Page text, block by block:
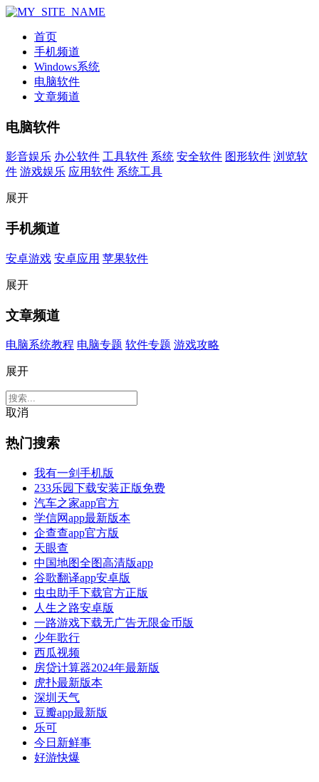
首页
手机频道
Windows系统
电脑软件
文章频道
电脑软件
影音娱乐 办公软件 工具软件 系统 安全软件 图形软件 浏览软
件 游戏娱乐 应用软件 系统工具
展开
手机频道
安卓游戏 安卓应用 苹果软件
展开
文章频道
电脑系统教程 电脑专题 软件专题 游戏攻略
展开
取消
热门搜索
我有一剑手机版
233乐园下载安装正版免费
汽车之家app官方
学信网app最新版本
企查查app官方版
天眼查
中国地图全图高清版app
谷歌翻译app安卓版
虫虫助手下载官方正版
人生之路安卓版
一路游戏下载无广告无限金币版
少年歌行
西瓜视频
房贷计算器2024年最新版
虎扑最新版本
深圳天气
豆瓣app最新版
乐可
今日新鲜事
好游快爆